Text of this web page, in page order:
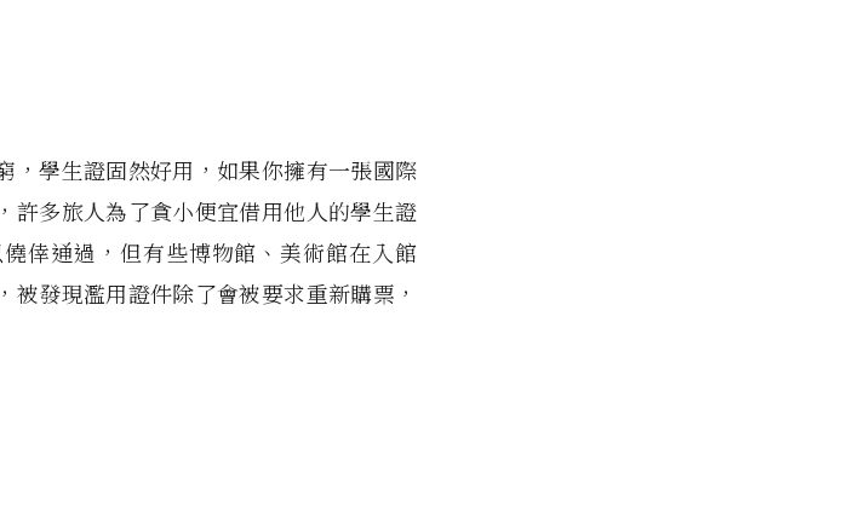
，學生證固然好用，如果你擁有一張國際
許多旅人為了貪小便宜借用他人的學生證
倖通過，但有些博物館、美術館在入館
發現濫用證件除了會被要求重新購票，